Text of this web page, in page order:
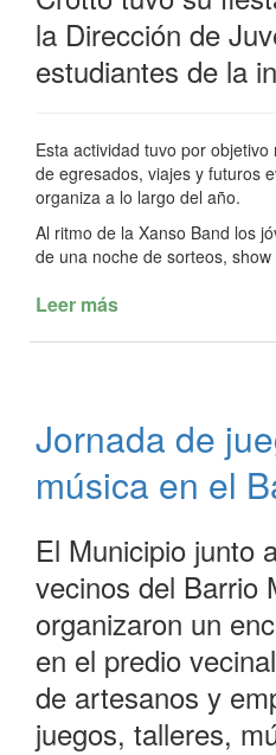
la Dirección de
estudiantes de la
Esta actividad tuvo por
de egresados, viajes y futuros
organiza a lo largo del año.
Al ritmo de la Xanso Band los
de una noche de sorteos,
Leer más
de
Crotto
Jornada de
música en el
El Municipio junto
vecinos del Barrio
organizaron un
en el predio
de artesanos y
juegos, talleres,